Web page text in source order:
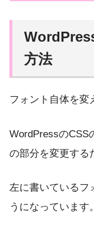
方法
フォント自体を変
WordPressのCSS
の部分を変更する
左に書いているフ
うになっています。